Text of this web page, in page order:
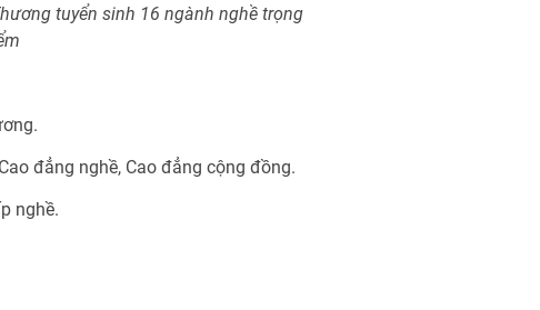
tuyển sinh 16 ngành nghề trọng
đẳng nghề, Cao đẳng cộng đồng.
nghề.